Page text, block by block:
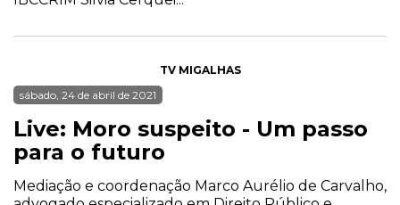
TV MIGALHAS
sábado, 24 de abril de 2021
Live: Moro suspeito - Um passo
para o futuro
Mediação e coordenação Marco Aurélio de Carvalho,